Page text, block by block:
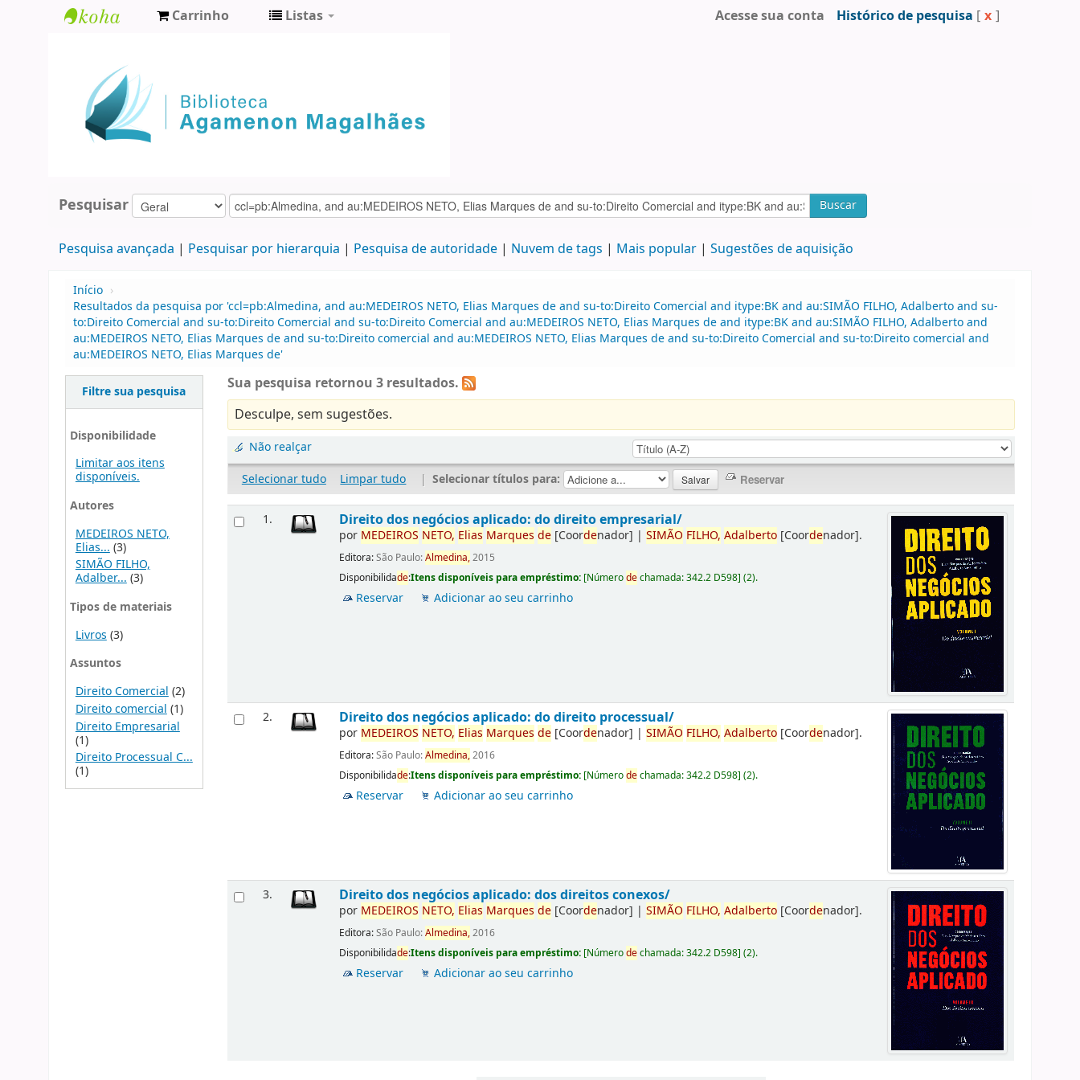
Agamenon
Magalhães
Carrinho Listas Acesse sua conta Histórico de pesquisa [ x ]
Pesquisar Buscar
Pesquisa avançada Pesquisar por hierarquia Pesquisa de autoridade Nuvem de tags Mais popular Sugestões de aquisição
Início ›
Resultados da pesquisa por 'ccl=pb:Almedina, and au:MEDEIROS NETO, Elias Marques de and su-to:Direito Comercial and itype:BK and au:SIMÃO FILHO, Adalberto and su-
to:Direito Comercial and su-to:Direito Comercial and su-to:Direito Comercial and au:MEDEIROS NETO, Elias Marques de and itype:BK and au:SIMÃO FILHO, Adalberto and
au:MEDEIROS NETO, Elias Marques de and su-to:Direito comercial and au:MEDEIROS NETO, Elias Marques de and su-to:Direito Comercial and su-to:Direito comercial and
au:MEDEIROS NETO, Elias Marques de'
Filtre sua pesquisa
Disponibilidade
Limitar aos itens
disponíveis.
Autores
MEDEIROS NETO,
Elias... (3)
SIMÃO FILHO,
Adalber...(3)
Tipos de materiais
Livros (3)
Assuntos
Direito Comercial (2)
Direito comercial (1)
Direito Empresarial
(1)
Direito Processual C...
(1)
Sua pesquisa retornou 3 resultados.
Desculpe, sem sugestões.
Não realçar
Selecionar tudo
Limpar tudo | Selecionar títulos para:
1. Direito dos negócios aplicado: do direito empresarial/
por MEDEIROS NETO, Elias Marques de [Coordenador] |SIMÃO FILHO, Adalberto [Coordenador].
Editora:São Paulo:Almedina,2015
Disponibilidade:Itens disponíveis para empréstimo: [Númerodechamada:342.2 D598](2).
Reservar Adicionar ao seu carrinho
2. Direito dos negócios aplicado: do direito processual/
por MEDEIROS NETO, Elias Marques de [Coordenador] |SIMÃO FILHO, Adalberto [Coordenador].
Editora:São Paulo:Almedina,2016
Disponibilidade:Itens disponíveis para empréstimo: [Númerodechamada:342.2 D598](2).
Reservar Adicionar ao seu carrinho
3. Direito dos negócios aplicado: dos direitos conexos/
por MEDEIROS NETO, Elias Marques de [Coordenador] |SIMÃO FILHO, Adalberto [Coordenador].
Editora:São Paulo:Almedina,2016
Disponibilidade:Itens disponíveis para empréstimo: [Númerodechamada:342.2 D598](2).
Reservar Adicionar ao seu carrinho